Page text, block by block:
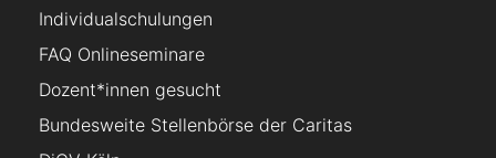
Individualschulungen
FAQ Onlineseminare
Dozent*innen gesucht
Bundesweite Stellenbörse der Caritas